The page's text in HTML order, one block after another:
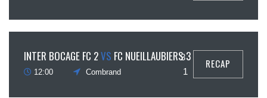
INTER BOCAGE FC 2VS FC NUEILLAUBIERS 3
12:00 Combrand
3 :
1
RECAP